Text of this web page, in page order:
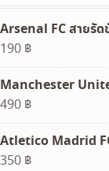
Arsenal FC สายรัด
190 ฿
Manchester
490 ฿
Atletico Madrid
350 ฿